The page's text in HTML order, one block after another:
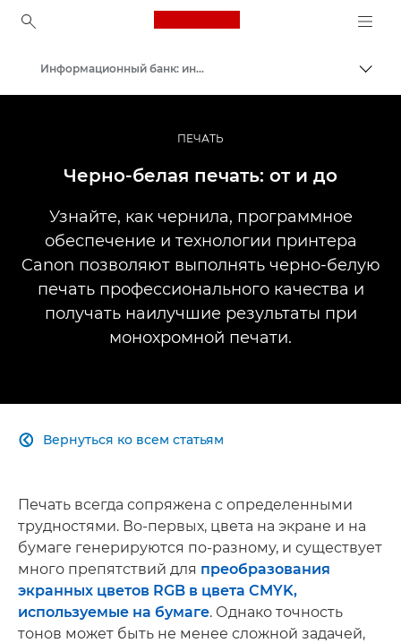
Canon Logo, back to
Профессиональная фото- и видеосъемка
Информационный банк: информационный ресурс для фотографов
ПЕЧАТЬ
Черно-белая печать: от и до
Узнайте, как чернила, программное
обеспечение и технологии принтера
Canon позволяют выполнять черно-белую
печать профессионального качества и
получать наилучшие результаты при
монохромной печати.
Вернуться ко всем статьям

Печать всегда сопряжена с определенными
трудностями. Во-первых, цвета на экране и на
бумаге генерируются по-разному, и существует
много препятствий для преобразования
экранных цветов RGB в цвета CMYK,
используемые на бумаге. Однако точность
тонов может быть не менее сложной задачей,